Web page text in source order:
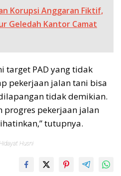
Korupsi Anggaran Fiktif,
Geledah Kantor Camat
target PAD yang tidak
pekerjaan jalan tani bisa
tidak demikian.
progres pekerjaan jalan
tutupnya.
Husni